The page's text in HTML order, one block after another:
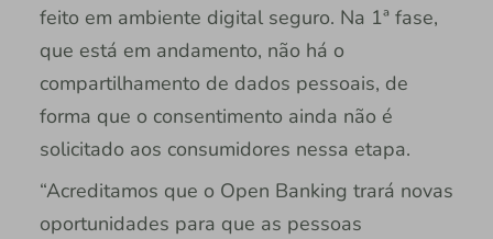
feito em ambiente digital seguro. Na 1ª fase,
que está em andamento, não há o
compartilhamento de dados pessoais, de
forma que o consentimento ainda não é
solicitado aos consumidores nessa etapa.
“Acreditamos que o Open Banking trará novas
oportunidades para que as pessoas